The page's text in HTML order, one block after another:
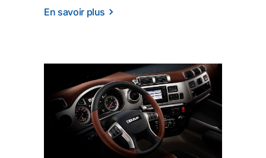
En savoir plus